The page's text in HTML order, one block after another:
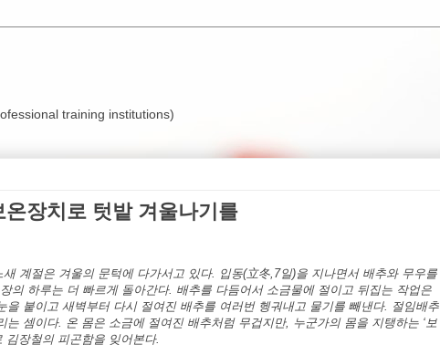
training institutions)
장치로 텃밭 겨울나기를
새 계절은 겨울의 문턱에 다가서고 있다. 입동(立冬,7일)을 지나면서 배추와 무우를
의 하루는 더 빠르게 돌아간다. 배추를 다듬어서 소금물에 절이고 뒤집는 작업은
을 붙이고 새벽부터 다시 절여진 배추를 여러번 헹궈내고 물기를 빼낸다. 절임배추
는 셈이다. 온 몸은 소금에 절여진 배추처럼 무겁지만, 누군가의 몸을 지탱하는 ‘보
김장철의 피곤함을 잊어본다.